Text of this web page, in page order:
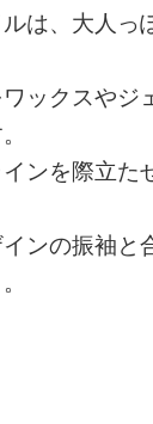
は、大人っ
ックスやジ
ンを際立た
ンの振袖と